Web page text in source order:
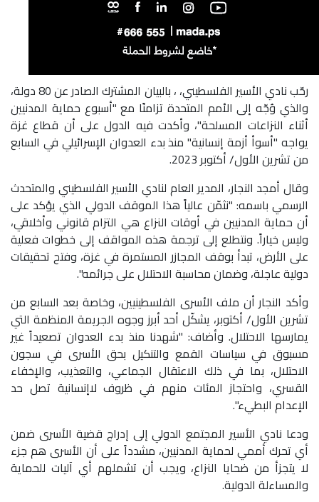
رحّب نادي الأسير الفلسطيني، ، بالبيان المشترك الصادر عن 80 دولة،
والذي وُجّه إلى الأمم المتحدة تزامنًا مع "أسبوع حماية المدنيين
أثناء النزاعات المسلحة"، وأكدت فيه الدول على أن قطاع غزة
يواجه "أسوأ أزمة إنسانية" منذ بدء العدوان الإسرائيلي في السابع
من تشرين الأول/ أكتوبر 2023.
وقال أمجد النجار، المدير العام لنادي الأسير الفلسطيني والمتحدث
الرسمي باسمه: "نثمّن عالياً هذا الموقف الدولي الذي يؤكد على
أن حماية المدنيين في أوقات النزاع هي التزام قانوني وأخلاقي،
وليس خياراً. ونتطلع إلى ترجمة هذه المواقف إلى خطوات فعلية
على الأرض، تبدأ بوقف المجازر المستمرة في غزة، وفتح تحقيقات
دولية عاجلة، وضمان محاسبة الاحتلال على جرائمه".
وأكد النجار أن ملف الأسرى الفلسطينيين، وخاصة بعد السابع من
تشرين الأول/ أكتوبر، يشكّل أحد أبرز وجوه الجريمة المنظمة التي
يمارسها الاحتلال. وأضاف: "شهدنا منذ بدء العدوان تصعيداً غير
مسبوق في سياسات القمع والتنكيل بحق الأسرى في سجون
الاحتلال، بما في ذلك الاعتقال الجماعي، والتعذيب، والإخفاء
القسري، واحتجاز المئات منهم في ظروف لاإنسانية تصل حد
الإعدام البطيء".
ودعا نادي الأسير المجتمع الدولي إلى إدراج قضية الأسرى ضمن
أي تحرك أممي لحماية المدنيين، مشدداً على أن الأسرى هم جزء
لا يتجزأ من ضحايا النزاع، ويجب أن تشملهم أي آليات للحماية
والمساءلة الدولية.